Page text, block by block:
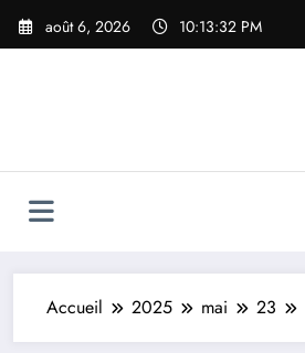
Aller
août 6, 2026 10:13:34 PM
Accueil 2025 mai 23